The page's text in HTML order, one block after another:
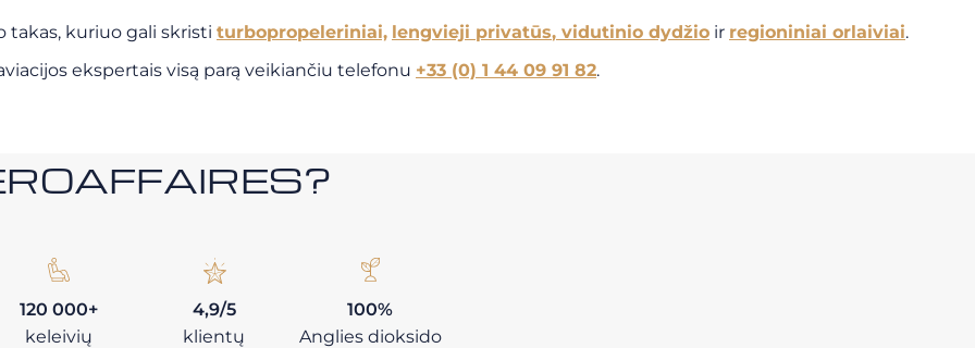
takas, kuriuo gali skristi turbopropeleriniai, lengvieji privatūs, vidutinio dydžio ir regioniniai orlaiviai.
ekspertais visą parą veikiančiu telefonu +33 (0) 1 44 09 91 82.
120 000+
keleivių
4,9/5
klientų
100%
Anglies dioksido